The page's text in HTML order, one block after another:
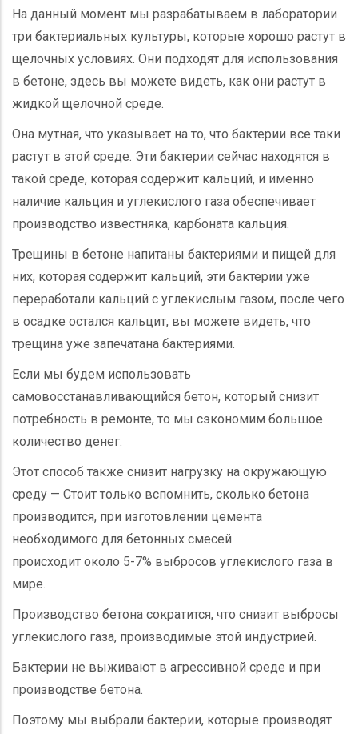
На данный момент мы разрабатываем в лаборатории
три бактериальных культуры, которые хорошо растут в
щелочных условиях. Они подходят для использования
в бетоне, здесь вы можете видеть, как они растут в
жидкой щелочной среде.
Она мутная, что указывает на то, что бактерии все таки
растут в этой среде. Эти бактерии сейчас находятся в
такой среде, которая содержит кальций, и именно
наличие кальция и углекислого газа обеспечивает
производство известняка, карбоната кальция.
Трещины в бетоне напитаны бактериями и пищей для
них, которая содержит кальций, эти бактерии уже
переработали кальций с углекислым газом, после чего
в осадке остался кальцит, вы можете видеть, что
трещина уже запечатана бактериями.
Если мы будем использовать
самовосстанавливающийся бетон, который снизит
потребность в ремонте, то мы сэкономим большое
количество денег.
Этот способ также снизит нагрузку на окружающую
среду — Стоит только вспомнить, сколько бетона
производится, при изготовлении цемента
необходимого для бетонных смесей
происходит около 5-7% выбросов углекислого газа в
мире.
Производство бетона сократится, что снизит выбросы
углекислого газа, производимые этой индустрией.
Бактерии не выживают в агрессивной среде и при
производстве бетона.
Поэтому мы выбрали бактерии, которые производят